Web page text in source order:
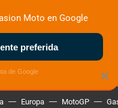
MOTOS ELÉCTRICAS
Europa MotoGP
×
Moto en Google
preferida
de Google